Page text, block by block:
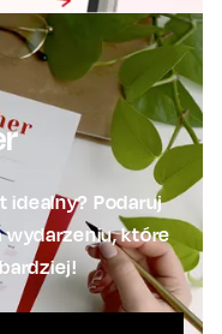
idealny? Podaruj
które